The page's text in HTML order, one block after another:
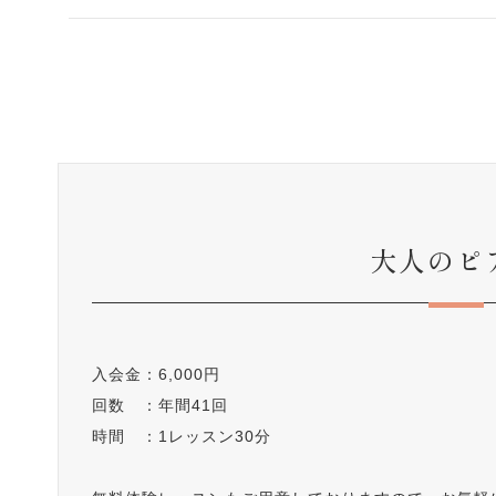
大人のピ
入会金：6,000円
回数 ：年間41回
時間 ：1レッスン30分